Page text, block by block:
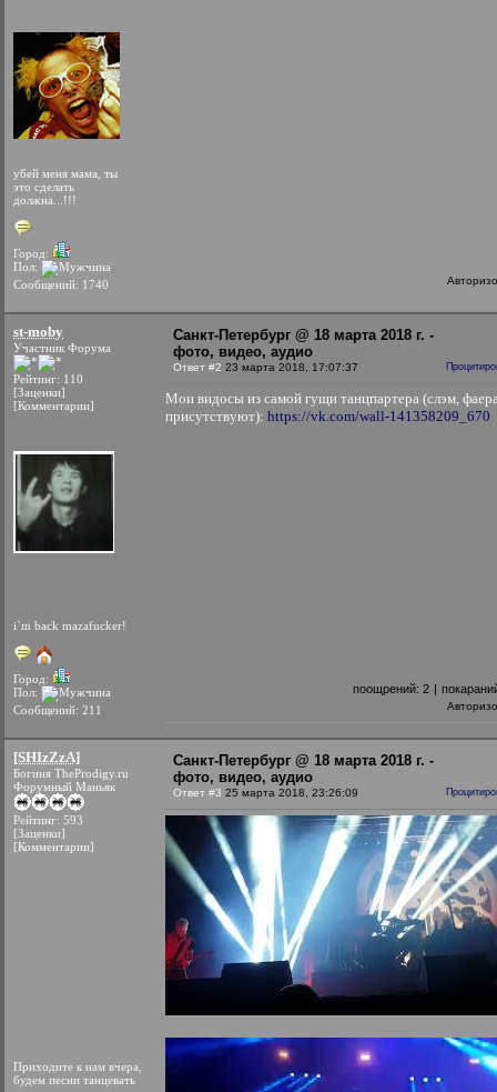
убей меня мама, ты
это сделать
должна...!!!
Город:
Пол:
Сообщений: 1740
st-mоby
Участник Форума
Рейтинг: 110
[Заценки]
[Комментарии]
i`m back mazafucker!
Город:
Пол:
Сообщений: 211
Санкт-Петербург @ 18 марта 2018 г. -
фото, видео, аудио
Ответ #2 23 марта 2018, 17:07:37
Мои видосы из самой гущи танцпартера (слэм,
присутствуют): https://vk.com/wall-141358209_670
поощрений: 2 |
[SHIzZzA]
Богиня TheProdigy.ru
Форумный Маньяк
Рейтинг: 593
[Заценки]
[Комментарии]
Приходите к нам вчера,
будем песни танцевать
Санкт-Петербург @ 18 марта 2018 г. -
фото, видео, аудио
Ответ #3 25 марта 2018, 23:26:09